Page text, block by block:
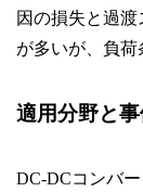
因の損失と過
が多いが、負荷
適用分野と事
DC-DCコンバ